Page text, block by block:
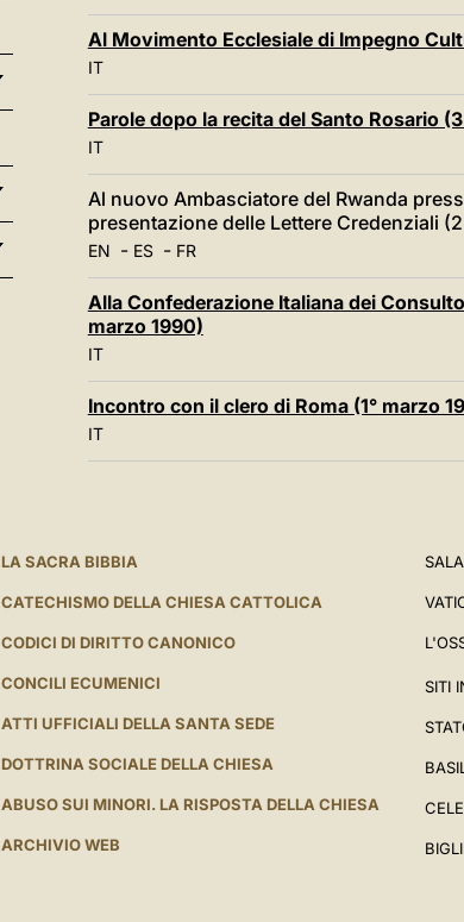
Al Movimento Ecclesiale di Impegno
IT
Parole dopo la recita del Santo Rosario
IT
Al nuovo Ambasciatore del Rwanda
presentazione delle Lettere Credenziali
EN - ES- FR
Alla Confederazione Italiana dei
marzo 1990)
IT
Incontro con il clero di Roma (1° marzo
IT
LA SACRA BIBBIA
CATECHISMO DELLA CHIESA CATTOLICA
CODICI DI DIRITTO CANONICO
CONCILI ECUMENICI
ATTI UFFICIALI DELLA SANTA SEDE
DOTTRINA SOCIALE DELLA CHIESA
ABUSO SUI MINORI. LA RISPOSTA DELLA CHIESA
ARCHIVIO WEB
SITI